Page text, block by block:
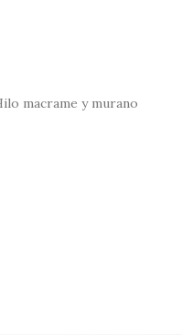
macrame y murano